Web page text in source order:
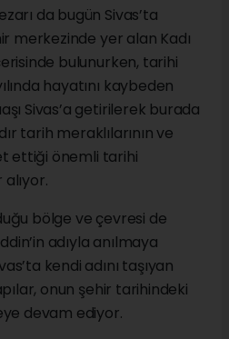
da bugün Sivas’ta
merkezinde yer alan Kadı
bulunurken, tarihi
hayatını kaybeden
Sivas’a getirilerek burada
tarih meraklılarının ve
ettiği önemli tarihi
bölge ve çevresi de
adıyla anılmaya
kendi adını taşıyan
onun şehir tarihindeki
devam ediyor.